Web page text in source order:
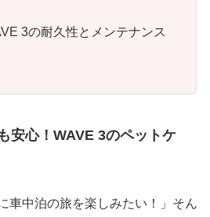
3の耐久性とメンテナンス
安心！WAVE 3のペットケ
車中泊の旅を楽しみたい！」そん